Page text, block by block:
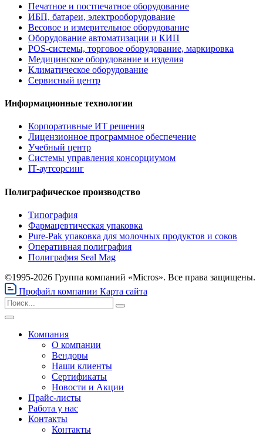
Печатное и постпечатное оборудование
ИБП, батареи, электрооборудование
Весовое и измерительное оборудование
Оборудование автоматизации и КИП
POS-системы, торговое оборудование, маркировка
Медицинское оборудование и изделия
Климатическое оборудование
Сервисный центр
Информационные технологии
Корпоративные ИТ решения
Лицензионное программное обеспечение
Учебный центр
Системы управления консорциумом
IT-аутсорсинг
Полиграфическое производство
Типография
Фармацевтическая упаковка
Pure-Pak упаковка для молочных продуктов и соков
Оперативная полиграфия
Полиграфия Seal Mag
©1995-2026 Группа компаний «Micros». Все права защищены.
Профайл компании Карта сайта
Компания
О компании
Вендоры
Наши клиенты
Сертификаты
Новости и Акции
Прайс-листы
Работа у нас
Контакты
Контакты